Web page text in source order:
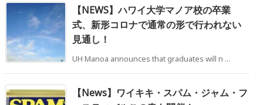
【NEWS】ハワイ大学マノア校の卒業
式、新形コロナで通常の形で行われない
見通し！
UH Manoa announces that graduates will n ...
【News】ワイキキ・スパム・ジャム・フ